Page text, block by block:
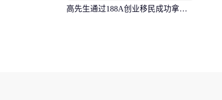
高先生通过188A创业移民成功拿到澳大利亚身份